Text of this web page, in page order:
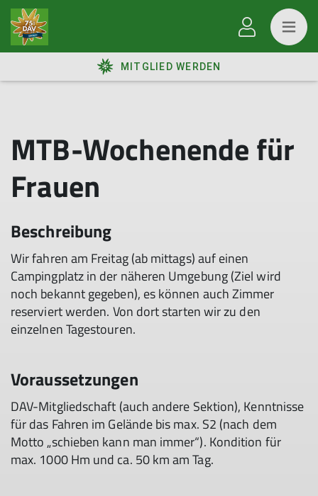
MITGLIED WERDEN
MTB-Wochenende für
Frauen
Beschreibung
Wir fahren am Freitag (ab mittags) auf einen
Campingplatz in der näheren Umgebung (Ziel wird
noch bekannt gegeben), es können auch Zimmer
reserviert werden. Von dort starten wir zu den
einzelnen Tagestouren.
Voraussetzungen
DAV-Mitgliedschaft (auch andere Sektion), Kenntnisse
für das Fahren im Gelände bis max. S2 (nach dem
Motto „schieben kann man immer“). Kondition für
max. 1000 Hm und ca. 50 km am Tag.